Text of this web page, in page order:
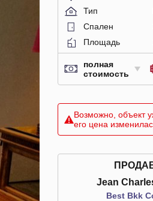
Тип
Спален
Площадь
полная
стоимость
Возможно, объект
его цена
Jean
Best Bkk